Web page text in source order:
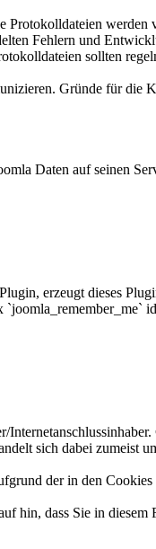
Fehlern und
sollten
Gründe für die
Daten auf seinen
erzeugt dieses
sich dabei zumeist
der in den
hin, dass Sie in